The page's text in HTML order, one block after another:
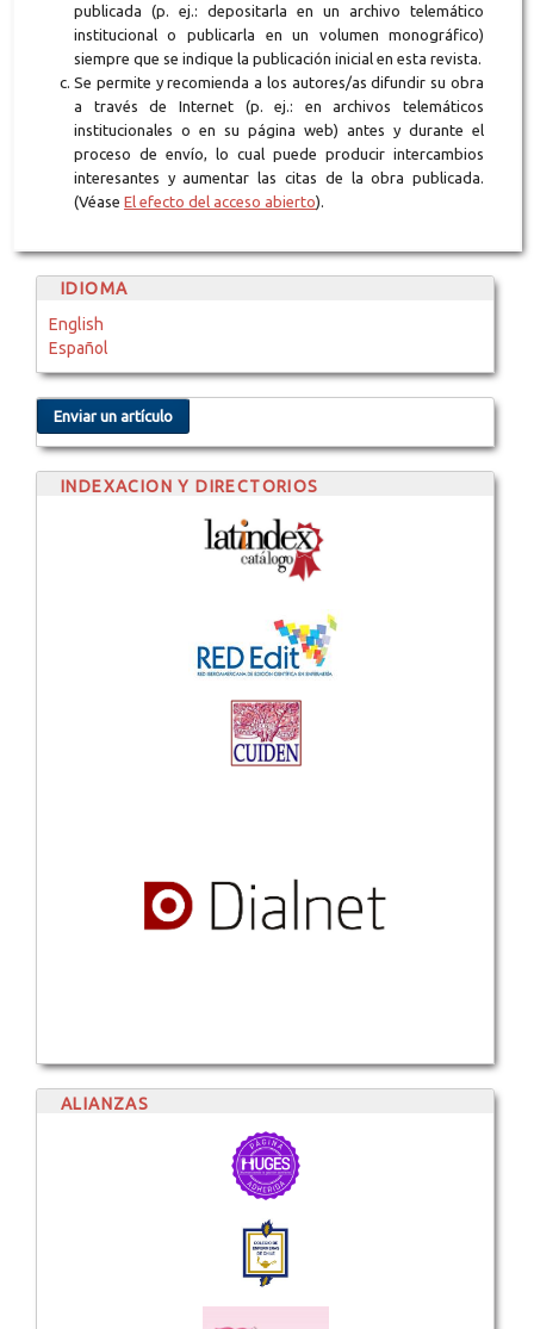
publicada (p. ej.: depositarla en un archivo telemático
institucional o publicarla en un volumen monográfico)
siempre que se indique la publicación inicial en esta revista.
Se permite y recomienda a los autores/as difundir su obra
a través de Internet (p. ej.: en archivos telemáticos
institucionales o en su página web) antes y durante el
proceso de envío, lo cual puede producir intercambios
interesantes y aumentar las citas de la obra publicada.
(Véase El efecto del acceso abierto).
IDIOMA
English
Español
Enviar un artículo
INDEXACION Y DIRECTORIOS
ALIANZAS